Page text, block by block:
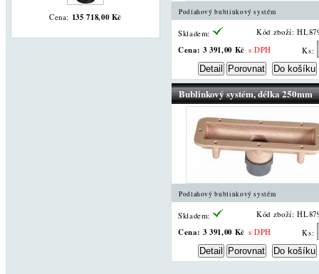
Cena: 135 718,00 Kč Podlahový bublinkový systém
Skladem: Kód zboží:
Cena: 3 391,00 Kč s DPH Ks:
Bublinkový systém, délka 250mm
Podlahový bublinkový systém
Skladem: Kód zboží:
Cena: 3 391,00 Kč s DPH Ks: